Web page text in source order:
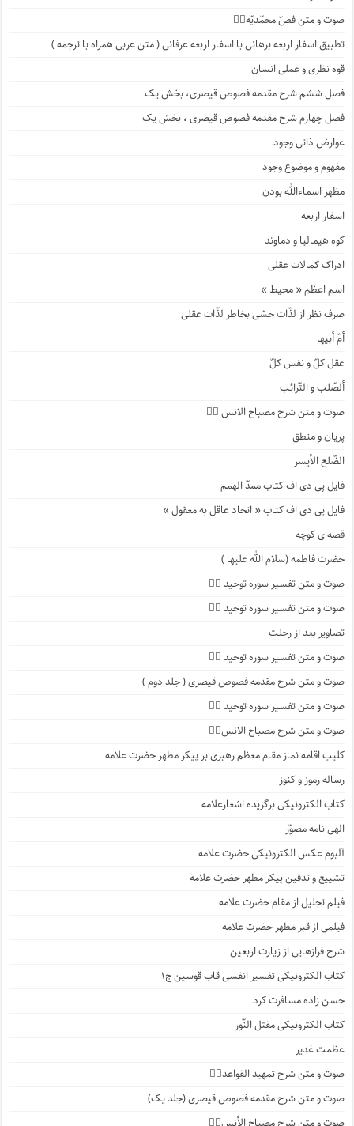
صوت و متن فصّ محمّدیّه۱️⃣
تطبیق اسفار اربعه برهانی با اسفار اربعه عرفانی ( متن عربی همراه با ترجمه )
قوه نظری و عملی انسان
فصل ششم شرح مقدمه فصوص قیصری، بخش یک
فصل چهارم شرح مقدمه فصوص قیصری ، بخش یک
عوارض ذاتی وجود
مفهوم و موضوع وجود
مظهر اسماءالله بودن
اسفار اربعه
کوه هیمالیا و دماوند
ادراک کمالات عقلی
اسم اعظم « محیط »
صرف نظر از لذّات حسّی بخاطر لذّات عقلی
أمّ أبیها
عقل کلّ و نفس کلّ
ألصّلب و التّرائب
صوت و متن شرح مصباح الانس ۹️⃣
پریان و منطق
الضّلع الأیسر
فایل پی دی اف کتاب ممدّ الهمم
فایل پی دی اف کتاب « اتحاد عاقل به معقول »
قصه ی کوچه
حضرت فاطمه (سلام الله علیها )
صوت و متن تفسیر سوره توحید ۴️⃣
صوت و متن تفسیر سوره توحید ۳️⃣
تصاویر بعد از رحلت
صوت و متن تفسیر سوره توحید ۲️⃣
صوت و متن شرح مقدمه فصوص قیصری ( جلد دوم )
صوت و متن تفسیر سوره توحید ۱️⃣
صوت و متن شرح مصباح الانس۸⃣
کلیپ اقامه نماز مقام معظم رهبری بر پیکر مطهر حضرت علامه
رساله رموز و کنوز
کتاب الکترونیکی برگزیده اشعارعلامه
الهی نامه مصوّر
آلبوم عکس الکترونیکی حضرت علامه
تشییع و تدفین پیکر مطهر حضرت علامه
فیلم تجلیل از مقام حضرت علامه
فیلمی از قبر مطهر حضرت علامه
شرح فرازهایی از زیارت اربعین
کتاب الکترونیکی تفسیر انفسی قاب قوسین ج۱
حسن زاده مسافرت کرد
کتاب الکترونیکی مقتل النّور
عظمت غدیر
صوت و متن شرح تمهید القواعد۱️⃣
صوت و متن شرح مقدمه فصوص قیصری (جلد یک)